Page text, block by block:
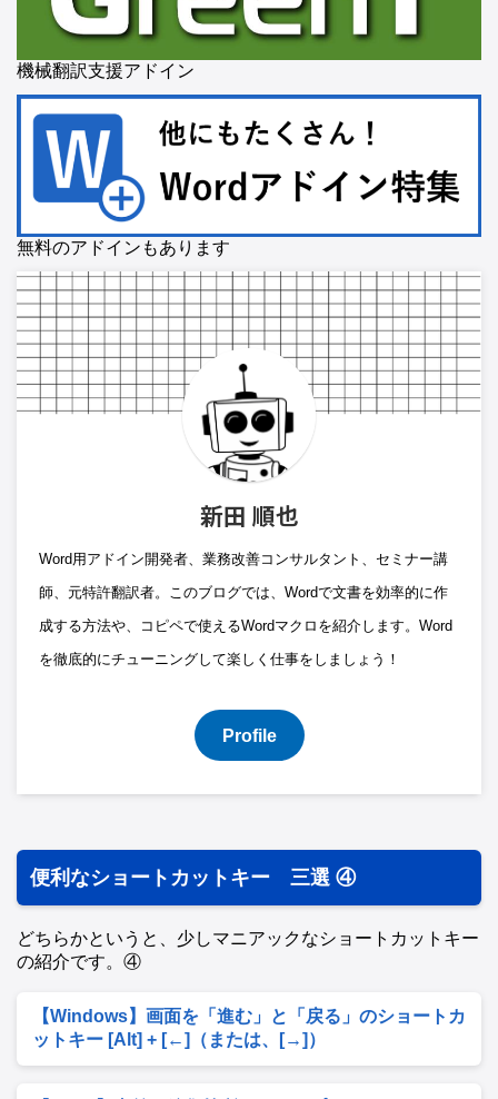
機械翻訳支援アドイン
無料のアドインもあります
新田 順也
Word用アドイン開発者、業務改善コンサルタント、セミナー講
師、元特許翻訳者。このブログでは、Wordで文書を効率的に作
成する方法や、コピペで使えるWordマクロを紹介します。Word
を徹底的にチューニングして楽しく仕事をしましょう！
Profile
便利なショートカットキー 三選 ④
どちらかというと、少しマニアックなショートカットキー
の紹介です。④
【Windows】画面を「進む」と「戻る」のショートカ
ットキー [Alt] + [←]（または、[→]）